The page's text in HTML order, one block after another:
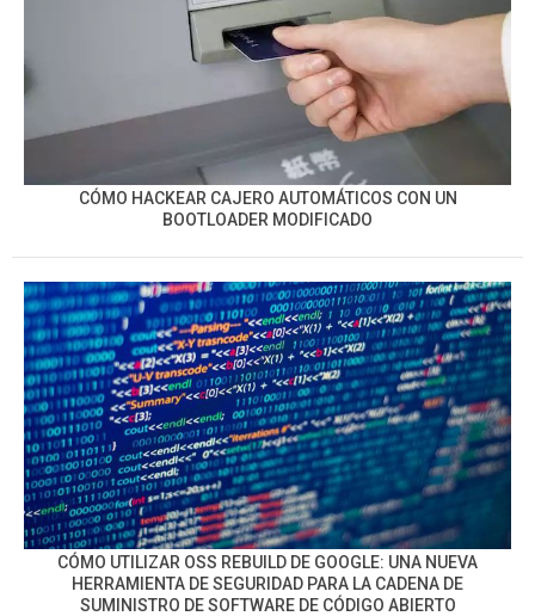
CÓMO HACKEAR CAJERO AUTOMÁTICOS CON UN
BOOTLOADER MODIFICADO
CÓMO UTILIZAR OSS REBUILD DE GOOGLE: UNA NUEVA
HERRAMIENTA DE SEGURIDAD PARA LA CADENA DE
SUMINISTRO DE SOFTWARE DE CÓDIGO ABIERTO